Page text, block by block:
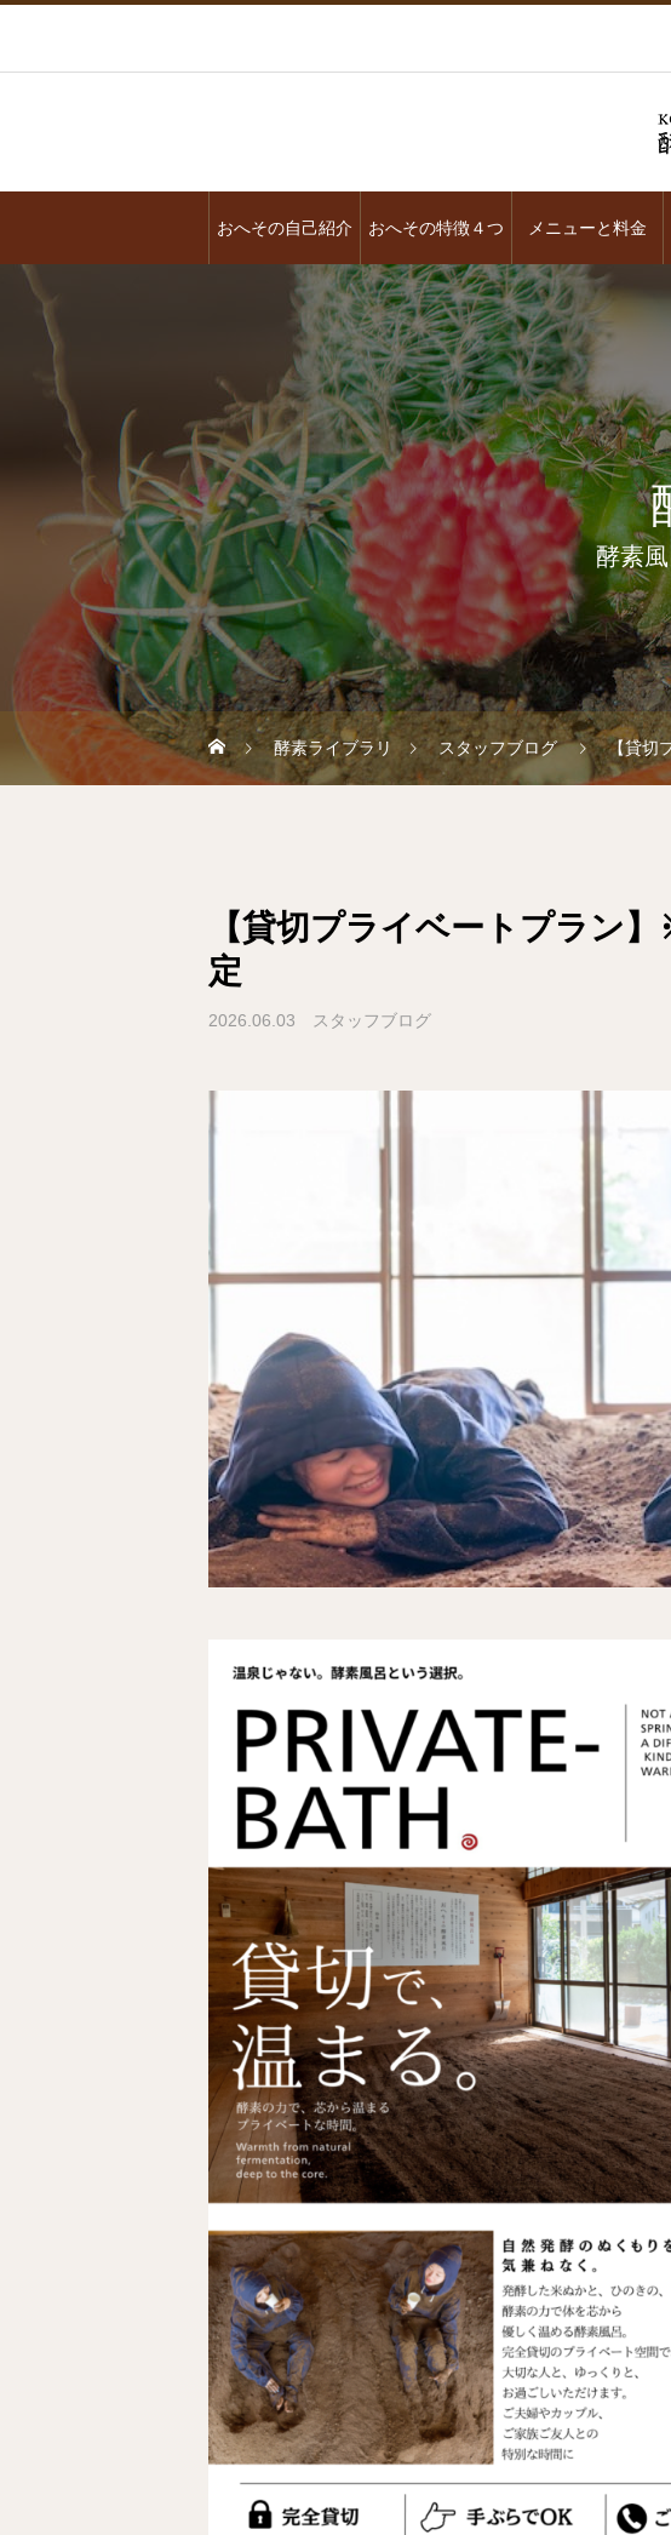
おへその自己紹介 おへその特徴４つ メニューと料金
酵素
酵素ライブラリ スタッフブログ 【貸切
【貸切プライベートプラン
定
2026.06.03 スタッフブログ